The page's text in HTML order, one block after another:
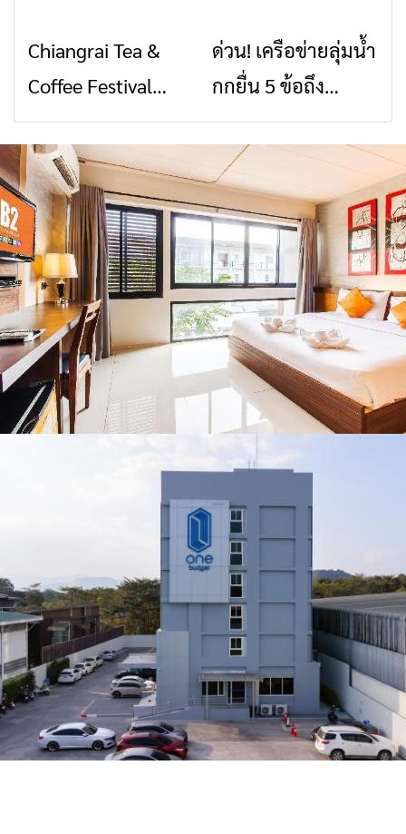
สัญญาณขาด การ
สื่อสารต้องไม่หยุด
สินค้าเด่น และเสน่ห์
วัฒนธรรมจาก 4
จังหวัด เชียงราย
พะเยา แพร่ และ
น่าน พร้อมชม
คอนเสิร์ตจากศิลปิน
ชื่อดังตลอด 5 วัน
ข่าวเชียงราย
Chiangrai Tea &
Coffee Festival
2026
ข่าวเชียงราย
ด่วน! เครือข่ายลุ่มน้ำ
กกยื่น 5 ข้อถึง
รัฐบาล จี้นายกฯ ลง
เชียงราย แก้วิกฤต
สารปนเปื้อนต้นน้ำ